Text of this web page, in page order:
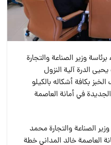
وزير الصناعة والتجارة
الدرة آلية النزول
بكافة أشكاله بالكيلو
في أمانة العاصمة
الصناعة والتجارة محمد
العاصمة خالد المداني خطة